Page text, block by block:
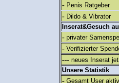
- Penis Ratgeber
- Dildo & Vibrator
Inserat&Gesuch
- privater
- Verifizierter
--- neues Inserat
Unsere Statistik
- Gesamt User